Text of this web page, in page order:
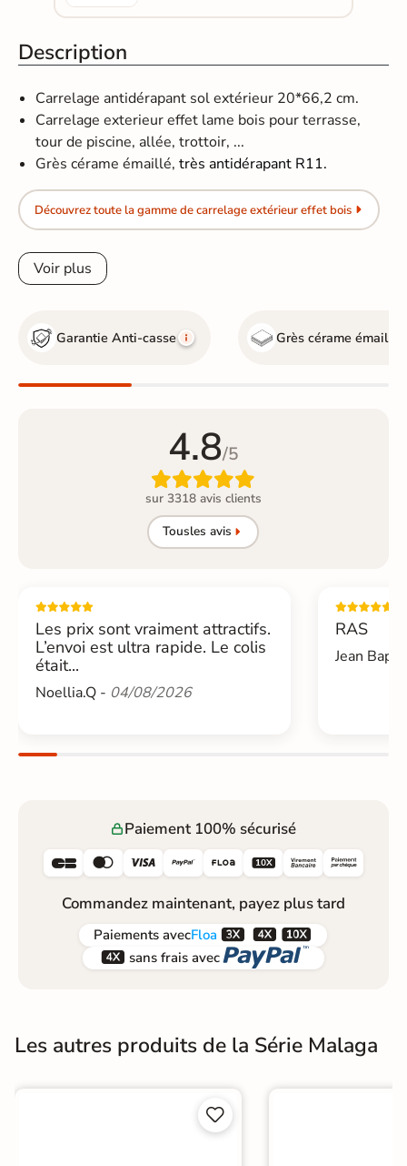
Description
Carrelage antidérapant sol extérieur 20*66,2 cm.
Carrelage exterieur effet lame bois pour terrasse,
tour de piscine, allée, trottoir, ...
Grès cérame émaillé,très antidérapant R11.
Découvrez toute la gamme de carrelage extérieur effet bois
Voir plus
Garantie Anti-casse Grès cérame émaillé
4.8/5

sur 3318 avis clients
Tousles avis
Les prix sont vraiment attractifs.
L’envoi est ultra rapide. Le colis
était...
Noellia.Q - 04/08/2026
RAS
Jean
Paiement 100% sécurisé
     
Commandez maintenant, payez plus tard
Paiements avecFloa  
 sans frais avec 
Les autres produits de la Série Malaga

